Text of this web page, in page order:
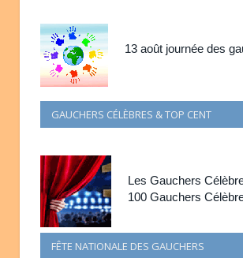
13 août journée des
GAUCHERS CÉLÈBRES & TOP CENT
Les Gauchers
100 Gauchers
FÊTE NATIONALE DES GAUCHERS